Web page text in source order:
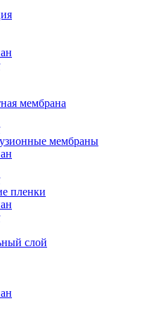
мембрана
мембраны
пленки
слой